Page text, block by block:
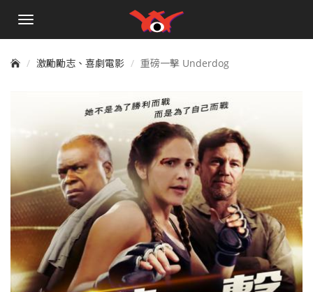
手
單
激勵勵志、喜劇電影 重磅一擊 Underdog